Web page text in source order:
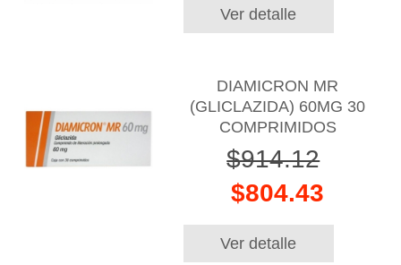
Ver detalle
DIAMICRON MR
(GLICLAZIDA) 60MG 30
COMPRIMIDOS
$914.12
$804.43
Ver detalle